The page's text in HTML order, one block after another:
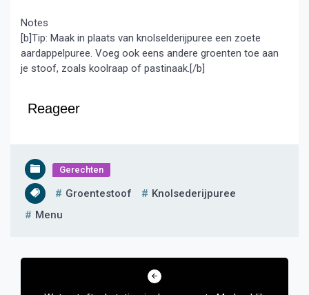
Notes
[b]Tip: Maak in plaats van knolselderijpuree een zoete
aardappelpuree. Voeg ook eens andere groenten toe aan
je stoof, zoals koolraap of pastinaak.[/b]
Reageer
Gerechten
Groentestoof
Knolsederijpuree
Menu
Bericht